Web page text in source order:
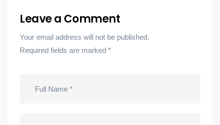
Leave a Comment
Your email address will not be published.
Required fields are marked *